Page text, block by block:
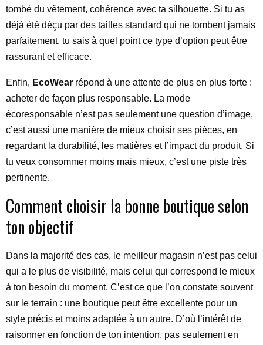
tombé du vêtement, cohérence avec ta silhouette. Si tu as
déjà été déçu par des tailles standard qui ne tombent jamais
parfaitement, tu sais à quel point ce type d’option peut être
rassurant et efficace.
Enfin, EcoWear répond à une attente de plus en plus forte :
acheter de façon plus responsable. La mode
écoresponsable n’est pas seulement une question d’image,
c’est aussi une manière de mieux choisir ses pièces, en
regardant la durabilité, les matières et l’impact du produit. Si
tu veux consommer moins mais mieux, c’est une piste très
pertinente.
Comment choisir la bonne boutique selon
ton objectif
Dans la majorité des cas, le meilleur magasin n’est pas celui
qui a le plus de visibilité, mais celui qui correspond le mieux
à ton besoin du moment. C’est ce que l’on constate souvent
sur le terrain : une boutique peut être excellente pour un
style précis et moins adaptée à un autre. D’où l’intérêt de
raisonner en fonction de ton intention, pas seulement en